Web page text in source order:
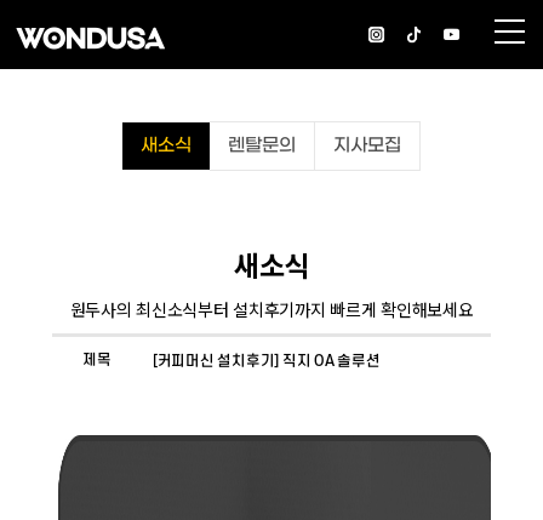
새소식 렌탈문의 지사모집
새소식
원두사의 최신소식부터 설치후기까지 빠르게 확인해보세요
제목 [커피머신 설치후기] 직지 OA 솔루션